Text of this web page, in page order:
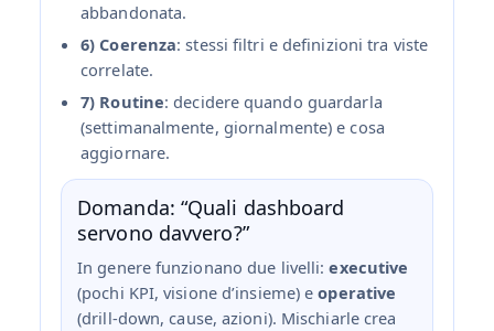
abbandonata.
6) Coerenza: stessi filtri e definizioni tra viste
correlate.
7) Routine: decidere quando guardarla
(settimanalmente, giornalmente) e cosa
aggiornare.
Domanda: “Quali dashboard
servono davvero?”
In genere funzionano due livelli:executive
(pochi KPI, visione d’insieme) eoperative
(drill‑down, cause, azioni). Mischiarle crea